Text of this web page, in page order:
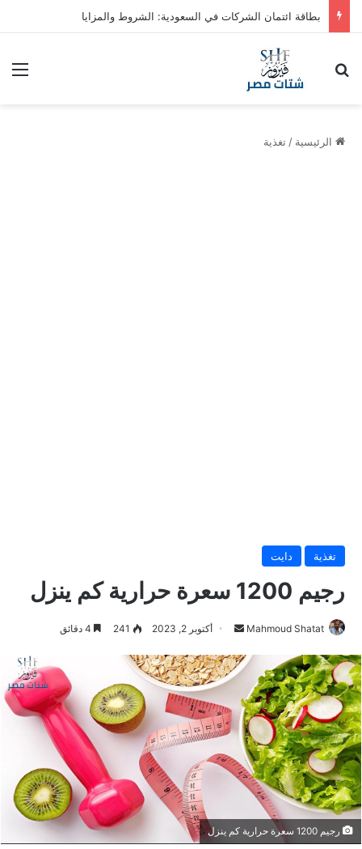
بطاقة ائتمان الشركات في السعودية: الشروط والمزايا
بحث عن
الرئيسية / تغذية
تغذية دايت
رجيم 1200 سعرة حرارية كم ينزل
Mahmoud Shatat
س
ر
د
ل
ك
أكتوبر 2, 2023 241
رجيم 1200 سعرة حرارية كم ينزل